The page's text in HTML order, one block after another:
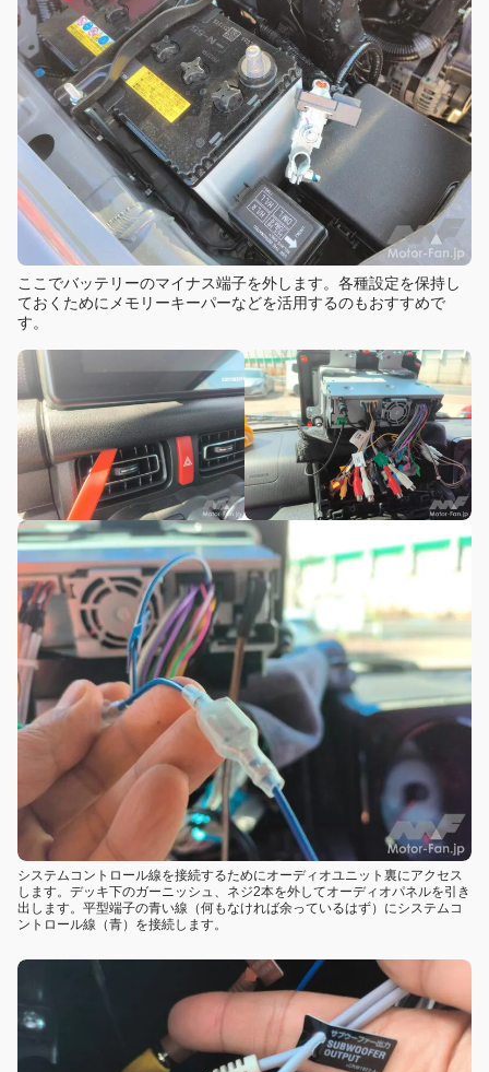
ここでバッテリーのマイナス端子を外します。各種設定を保持し
ておくためにメモリーキーパーなどを活用するのもおすすめで
す。
システムコントロール線を接続するためにオーディオユニット裏にアクセス
します。デッキ下のガーニッシュ、ネジ2本を外してオーディオパネルを引き
出します。平型端子の青い線（何もなければ余っているはず）にシステムコ
ントロール線（青）を接続します。